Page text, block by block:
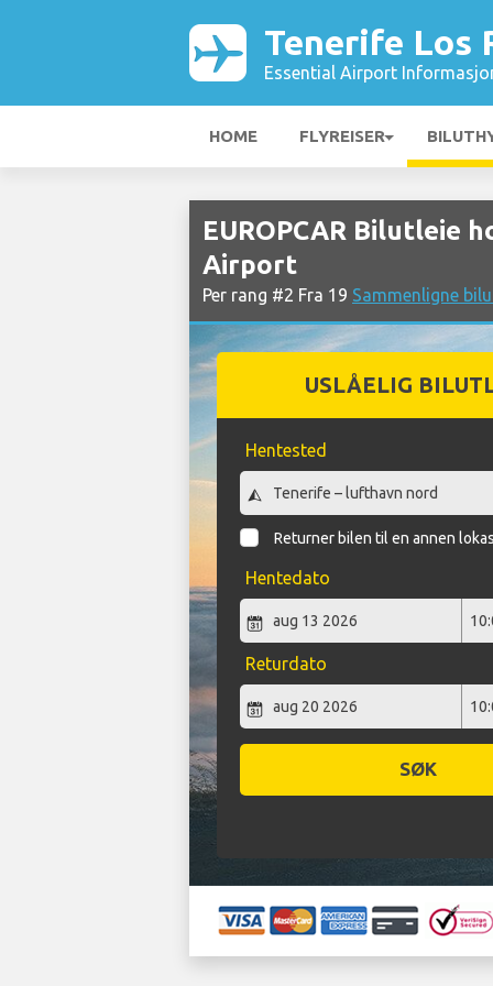
Tenerife Los
Essential Airport
HOME FLYREISER
EUROPCAR Bilutleie
Airport
Per rang #2 Fra 19 Sammenligne
USLÅELIG
Hentested
Returner bilen til en annen
Hentedato
Returdato
SØK